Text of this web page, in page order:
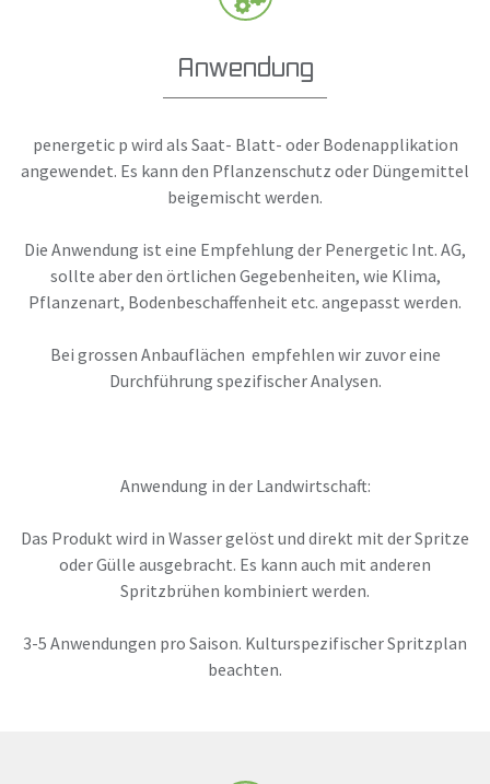
Anwendung
penergetic p wird als Saat- Blatt- oder Bodenapplikation
angewendet. Es kann den Pflanzenschutz oder Düngemittel
beigemischt werden.
Die Anwendung ist eine Empfehlung der Penergetic Int. AG,
sollte aber den örtlichen Gegebenheiten, wie Klima,
Pflanzenart, Bodenbeschaffenheit etc. angepasst werden.
Bei grossen Anbauflächen empfehlen wir zuvor eine
Durchführung spezifischer Analysen.
Anwendung in der Landwirtschaft:
Das Produkt wird in Wasser gelöst und direkt mit der Spritze
oder Gülle ausgebracht. Es kann auch mit anderen
Spritzbrühen kombiniert werden.
3-5 Anwendungen pro Saison. Kulturspezifischer Spritzplan
beachten.